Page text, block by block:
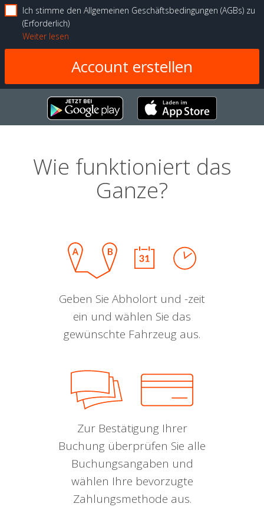
Ich stimme den Allgemeinen Geschäftsbedingungen (AGBs) zu
Erforderlich
Weiter lesen
Wie funktioniert das
Ganze?
Geben Sie Abholort und -zeit
ein und wählen Sie das
gewünschte Fahrzeug aus.
Zur Bestätigung Ihrer
Buchung überprüfen Sie alle
Buchungsangaben und
wählen Ihre bevorzugte
Zahlungsmethode aus.